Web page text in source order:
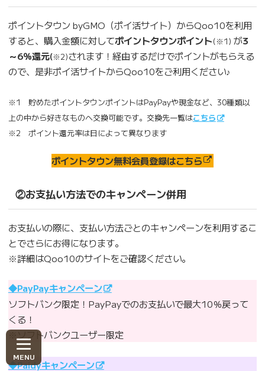
ポイントタウン byGMO（ポイ活サイト）からQoo10を利用
すると、購入金額に対してポイントタウンポイント(※1) が3
～6％還元(※2)されます！経由するだけでポイントがもらえる
ので、是非ポイ活サイトからQoo10をご利用ください♪
※1 貯めたポイントタウンポイントはPayPayや現金など、30種類以
上の中から好きなものへ交換可能です。交換先一覧はこちら
※2 ポイント還元率は日によって異なります
ポイントタウン無料会員登録はこちら
②お支払い方法でのキャンペーン併用
お支払いの際に、支払い方法ごとのキャンペーンを利用するこ
とでさらにお得になります。
※詳細はQoo10のサイトをご確認ください。
◆PayPayキャンペーン
ソフトバンク限定！PayPayでのお支払いで最大10％戻って
くる！
※ソフトバンクユーザー限定
◆Paidyキャンペーン